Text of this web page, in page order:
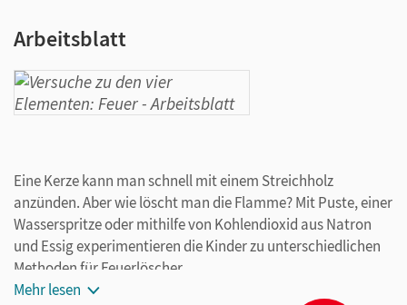
Arbeitsblatt
Eine Kerze kann man schnell mit einem Streichholz
anzünden. Aber wie löscht man die Flamme? Mit Puste, einer
Wasserspritze oder mithilfe von Kohlendioxid aus Natron
und Essig experimentieren die Kinder zu unterschiedlichen
Methoden für Feuerlöscher.
Mehr lesen